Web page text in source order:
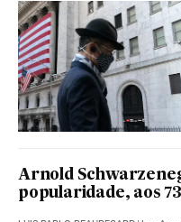
Arnold
popularidade, aos